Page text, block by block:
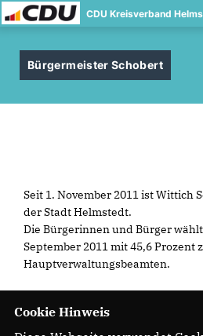
CDU Kreisverband
Bürgermeister Schobert
Seit 1. November 2011 ist Wittich
der Stadt Helmstedt.
Die Bürgerinnen und Bürger
September 2011 mit 45,6 Prozent
Hauptverwaltungsbeamten.
Cookie Hinweis